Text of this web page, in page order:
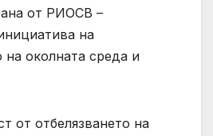
от РИОСВ –
на
околната среда и
от отбелязването на